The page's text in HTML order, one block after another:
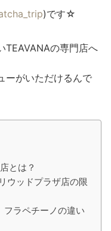
)です☆
TEAVANAの専門店へ
ーがいただけるんで
とは？
ウッドプラザ店の限
フラペチーノの違い